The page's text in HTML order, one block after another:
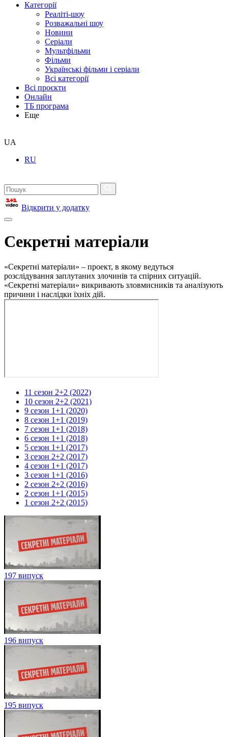
Категорії
Реаліті-шоу
Розважальні шоу
Новини
Серіали
Мультфільми
Фільми
Українські фільми і серіали
Всі категорії
Всі проєкти
Онлайн
ТБ програма
Еще
UA
RU
Відкрити у додатку
Секретні матеріали
«Секретні матеріали» – проект, в якому ведуться
розслідування заплутаних злочинів та спірних ситуацій.
«Секретні матеріали» викривають зловмисників та аналізують
причини і наслідки їхніх дій.
11 сезон 2+2 (2022)
10 сезон 2+2 (2021)
9 сезон 1+1 (2020)
8 сезон 1+1 (2019)
7 сезон 1+1 (2018)
6 сезон 1+1 (2018)
5 сезон 1+1 (2017)
3 сезон 2+2 (2017)
4 сезон 1+1 (2017)
3 сезон 1+1 (2016)
2 сезон 2+2 (2016)
2 сезон 1+1 (2015)
1 сезон 2+2 (2015)
197 випуск
196 випуск
195 випуск